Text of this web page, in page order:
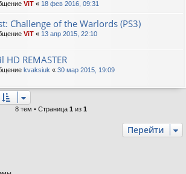
ViT « 18 фев 2016, 09:31
Challenge of the Warlords (PS3)
ViT « 13 апр 2015, 22:10
HD REMASTER
kvaksiuk « 30 мар 2015, 19:09
8 тем • Страница 1 из 1
Перейти